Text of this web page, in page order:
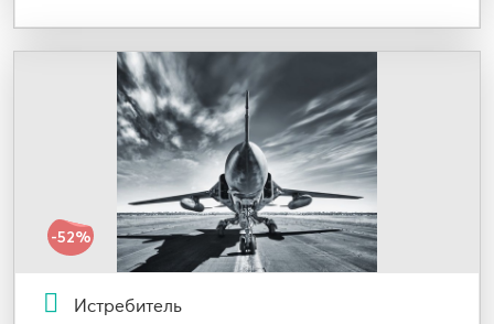
-52%
Истребитель